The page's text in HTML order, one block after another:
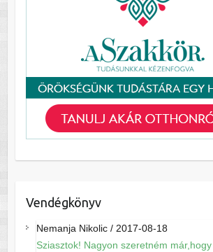
Vendégkönyv
Nemanja Nikolic/ 2017-08-18
Sziasztok! Nagyon szeretném